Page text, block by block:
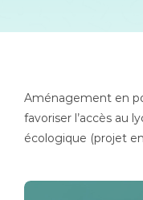
Aménagement en
favoriser l’accès au
écologique (projet